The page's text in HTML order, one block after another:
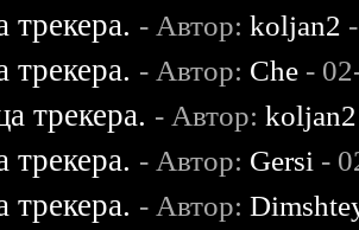
трекера. - Автор:koljan2
трекера. - Автор: Che -
трекера. - Автор:koljan2
трекера. - Автор: Gersi -
трекера. - Автор: